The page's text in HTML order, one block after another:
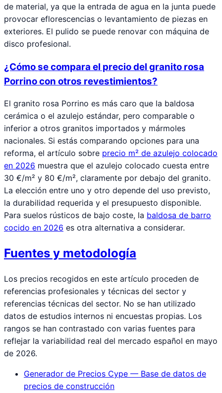
de material, ya que la entrada de agua en la junta puede
provocar eflorescencias o levantamiento de piezas en
exteriores. El pulido se puede renovar con máquina de
disco profesional.
¿Cómo se compara el precio del granito rosa
Porrino con otros revestimientos?
El granito rosa Porrino es más caro que la baldosa
cerámica o el azulejo estándar, pero comparable o
inferior a otros granitos importados y mármoles
nacionales. Si estás comparando opciones para una
reforma, el artículo sobre precio m² de azulejo colocado
en 2026 muestra que el azulejo colocado cuesta entre
30 €/m² y 80 €/m², claramente por debajo del granito.
La elección entre uno y otro depende del uso previsto,
la durabilidad requerida y el presupuesto disponible.
Para suelos rústicos de bajo coste, la baldosa de barro
cocido en 2026 es otra alternativa a considerar.
Fuentes y metodología
Los precios recogidos en este artículo proceden de
referencias profesionales y técnicas del sector y
referencias técnicas del sector. No se han utilizado
datos de estudios internos ni encuestas propias. Los
rangos se han contrastado con varias fuentes para
reflejar la variabilidad real del mercado español en mayo
de 2026.
Generador de Precios Cype — Base de datos de
precios de construcción